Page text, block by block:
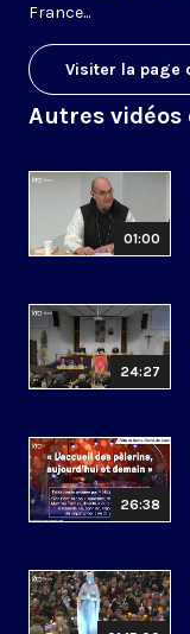
France...
Visiter la page
Autres vidéos
01:00
24:27
26:38